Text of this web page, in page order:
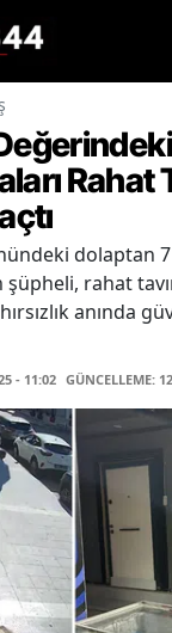
Rahat
dolaptan
rahat
anında
- 11:02 GÜNCELLEME: